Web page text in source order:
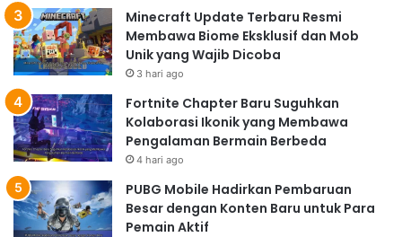
Minecraft Update Terbaru Resmi
Membawa Biome Eksklusif dan Mob
Unik yang Wajib Dicoba
3 hari ago
Fortnite Chapter Baru Suguhkan
Kolaborasi Ikonik yang Membawa
Pengalaman Bermain Berbeda
4 hari ago
PUBG Mobile Hadirkan Pembaruan
Besar dengan Konten Baru untuk Para
Pemain Aktif